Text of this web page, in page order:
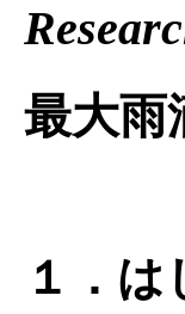
最大雨
１．は